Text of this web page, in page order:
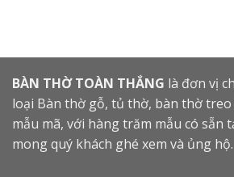
BÀN THỜ TOÀN THẮNG là đơn vị
loại Bàn thờ gỗ, tủ thờ, bàn thờ
mẫu mã, với hàng trăm mẫu có sẵn
mong quý khách ghé xem và ủng hộ.